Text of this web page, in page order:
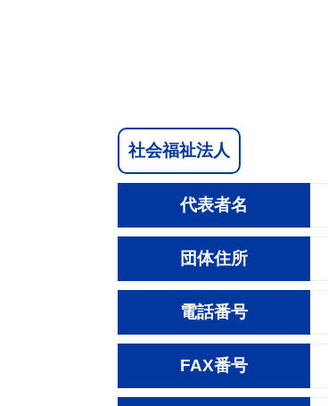
社会福祉法人
代表者名
団体住所
電話番号
FAX番号